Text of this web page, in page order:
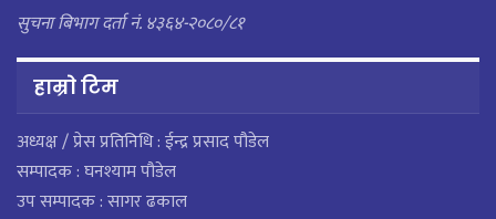
सुचना बिभाग दर्ता नं. ४३६४-२०८०/८१
हाम्राे टिम
अध्यक्ष / प्रेस प्रतिनिधि : ईन्द्र प्रसाद पौडेल
सम्पादक : घनश्याम पौडेल
उप सम्पादक : सागर ढकाल